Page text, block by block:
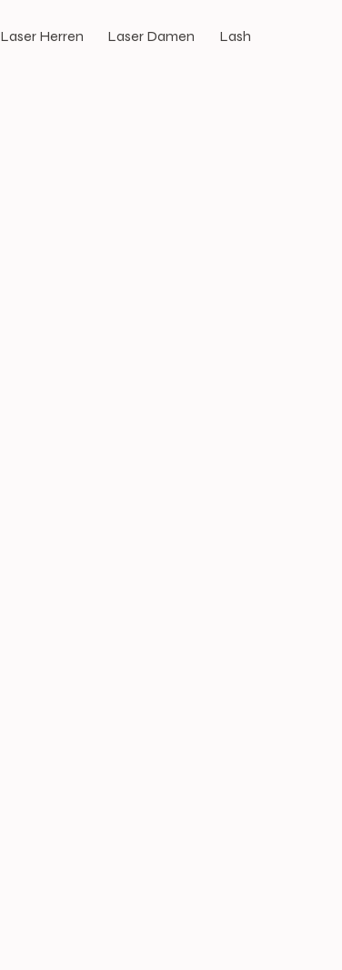
Laser Herren Laser Damen Lash